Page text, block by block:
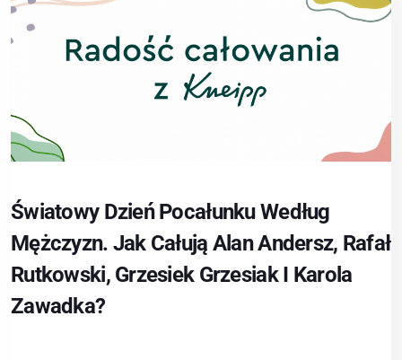
Światowy Dzień Pocałunku Według
Mężczyzn. Jak Całują Alan Andersz, Rafał
Rutkowski, Grzesiek Grzesiak I Karola
Zawadka?